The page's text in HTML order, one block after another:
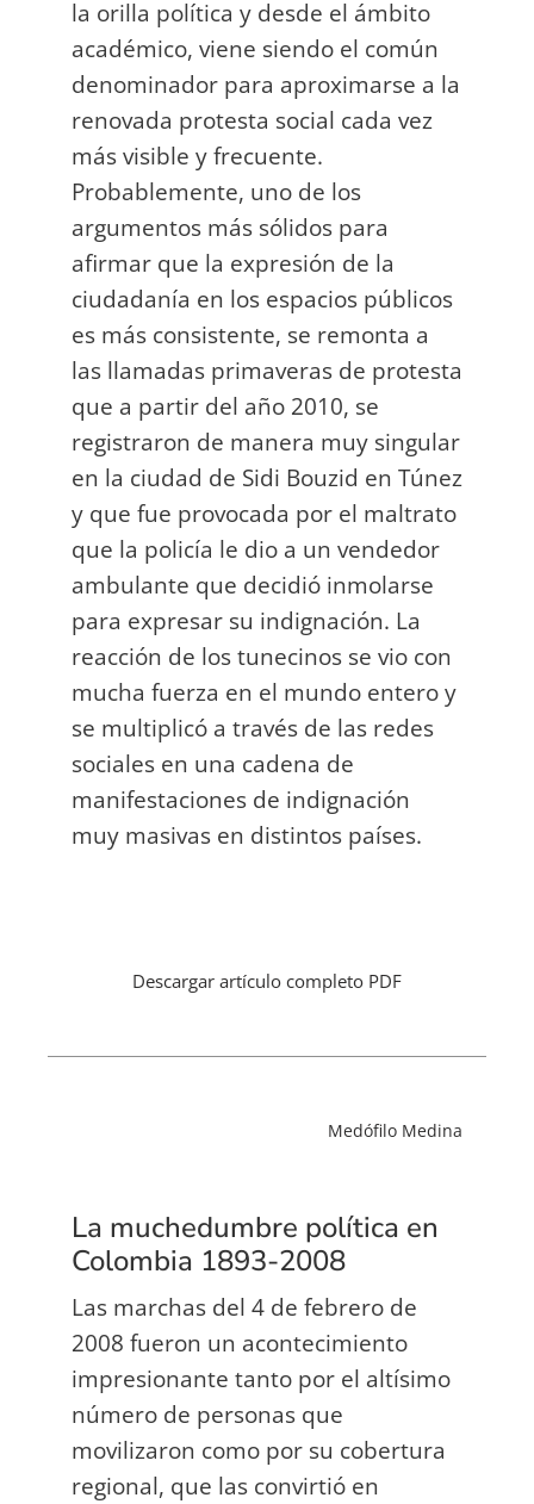
la orilla política y desde el ámbito
académico, viene siendo el común
denominador para aproximarse a la
renovada protesta social cada vez
más visible y frecuente.
Probablemente, uno de los
argumentos más sólidos para
afirmar que la expresión de la
ciudadanía en los espacios públicos
es más consistente, se remonta a
las llamadas primaveras de protesta
que a partir del año 2010, se
registraron de manera muy singular
en la ciudad de Sidi Bouzid en Túnez
y que fue provocada por el maltrato
que la policía le dio a un vendedor
ambulante que decidió inmolarse
para expresar su indignación. La
reacción de los tunecinos se vio con
mucha fuerza en el mundo entero y
se multiplicó a través de las redes
sociales en una cadena de
manifestaciones de indignación
muy masivas en distintos países.
Descargar artículo completo PDF
Medófilo Medina
La muchedumbre política en
Colombia 1893-2008
Las marchas del 4 de febrero de
2008 fueron un acontecimiento
impresionante tanto por el altísimo
número de personas que
movilizaron como por su cobertura
regional, que las convirtió en